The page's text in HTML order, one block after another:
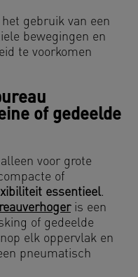
gebruik van een
bewegingen en
te voorkomen
of gedeelde
voor grote
of
essentieel.
is een
of gedeelde
elk oppervlak en
pneumatisch